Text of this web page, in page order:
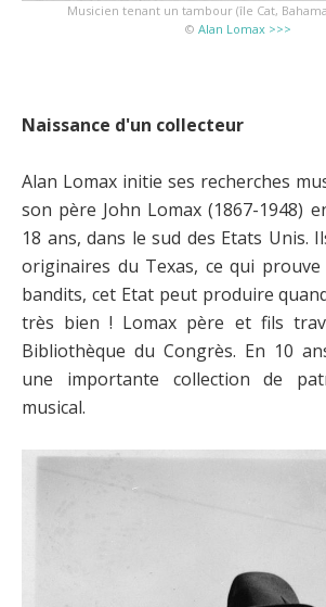
Musicien tenant un tambour (île Cat,
© Alan Lomax >>>
Naissance d'un collecteur
Alan Lomax initie ses recherches
son père John Lomax (1867-1948)
18 ans, dans le sud des Etats Unis.
originaires du Texas, ce qui
bandits, cet Etat peut produire
très bien ! Lomax père et fils
Bibliothèque du Congrès. En 10
une importante collection de
musical.